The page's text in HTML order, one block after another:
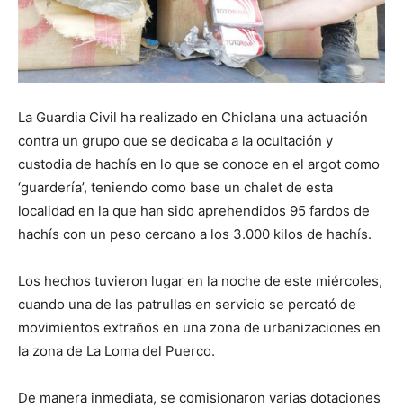
La Guardia Civil ha realizado en Chiclana una actuación
contra un grupo que se dedicaba a la ocultación y
custodia de hachís en lo que se conoce en el argot como
‘guardería’, teniendo como base un chalet de esta
localidad en la que han sido aprehendidos 95 fardos de
hachís con un peso cercano a los 3.000 kilos de hachís.
Los hechos tuvieron lugar en la noche de este miércoles,
cuando una de las patrullas en servicio se percató de
movimientos extraños en una zona de urbanizaciones en
la zona de La Loma del Puerco.
De manera inmediata, se comisionaron varias dotaciones